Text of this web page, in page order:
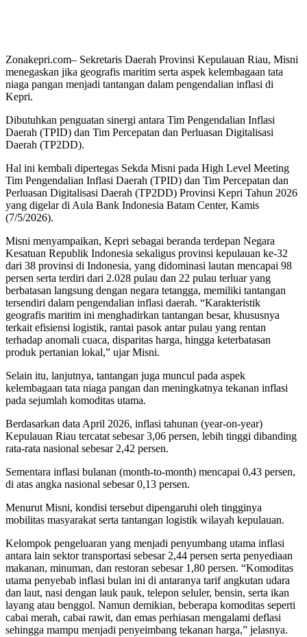
Zonakepri.com– Sekretaris Daerah Provinsi Kepulauan Riau, Misni
menegaskan jika geografis maritim serta aspek kelembagaan tata
niaga pangan menjadi tantangan dalam pengendalian inflasi di
Kepri.
Dibutuhkan penguatan sinergi antara Tim Pengendalian Inflasi
Daerah (TPID) dan Tim Percepatan dan Perluasan Digitalisasi
Daerah (TP2DD).
Hal ini kembali dipertegas Sekda Misni pada High Level Meeting
Tim Pengendalian Inflasi Daerah (TPID) dan Tim Percepatan dan
Perluasan Digitalisasi Daerah (TP2DD) Provinsi Kepri Tahun 2026
yang digelar di Aula Bank Indonesia Batam Center, Kamis
(7/5/2026).
Misni menyampaikan, Kepri sebagai beranda terdepan Negara
Kesatuan Republik Indonesia sekaligus provinsi kepulauan ke-32
dari 38 provinsi di Indonesia, yang didominasi lautan mencapai 98
persen serta terdiri dari 2.028 pulau dan 22 pulau terluar yang
berbatasan langsung dengan negara tetangga, memiliki tantangan
tersendiri dalam pengendalian inflasi daerah. “Karakteristik
geografis maritim ini menghadirkan tantangan besar, khususnya
terkait efisiensi logistik, rantai pasok antar pulau yang rentan
terhadap anomali cuaca, disparitas harga, hingga keterbatasan
produk pertanian lokal,” ujar Misni.
Selain itu, lanjutnya, tantangan juga muncul pada aspek
kelembagaan tata niaga pangan dan meningkatnya tekanan inflasi
pada sejumlah komoditas utama.
Berdasarkan data April 2026, inflasi tahunan (year-on-year)
Kepulauan Riau tercatat sebesar 3,06 persen, lebih tinggi dibanding
rata-rata nasional sebesar 2,42 persen.
Sementara inflasi bulanan (month-to-month) mencapai 0,43 persen,
di atas angka nasional sebesar 0,13 persen.
Menurut Misni, kondisi tersebut dipengaruhi oleh tingginya
mobilitas masyarakat serta tantangan logistik wilayah kepulauan.
Kelompok pengeluaran yang menjadi penyumbang utama inflasi
antara lain sektor transportasi sebesar 2,44 persen serta penyediaan
makanan, minuman, dan restoran sebesar 1,80 persen. “Komoditas
utama penyebab inflasi bulan ini di antaranya tarif angkutan udara
dan laut, nasi dengan lauk pauk, telepon seluler, bensin, serta ikan
layang atau benggol. Namun demikian, beberapa komoditas seperti
cabai merah, cabai rawit, dan emas perhiasan mengalami deflasi
sehingga mampu menjadi penyeimbang tekanan harga,” jelasnya.